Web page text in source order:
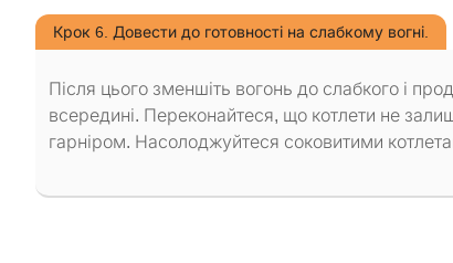
Крок 6. Довести до готовності на слабкому вогні.
Після цього зменшіть вогонь до слабкого і
всередині. Переконайтеся, що котлети не
гарніром. Насолоджуйтеся соковитими